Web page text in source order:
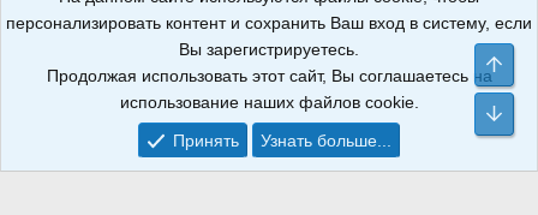
06.08.2018 г. Сайт не является СМИ. Сделано вРунетЛаб – Сайты и
АНОИНФО; ОГРН: 1247700801700; ИНН/КПП:
9709119500/320001001; Юридический адрес: 241030, Брянская
область, г. Брянск, ул. Мира, д. 96, ком. 124
персонализировать контент и сохранить Ваш вход в систему, если
Вы зарегистрируетесь.
Продолжая использовать этот сайт, Вы соглашаетесь на
использование наших файлов cookie.
Принять
Узнать больше...